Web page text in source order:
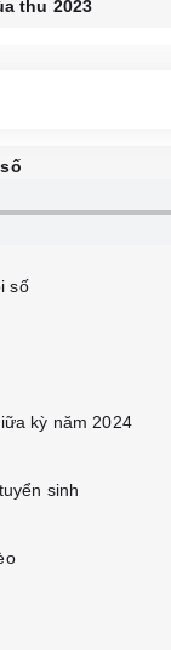
thu 2023
số
kỳ năm 2024
sinh